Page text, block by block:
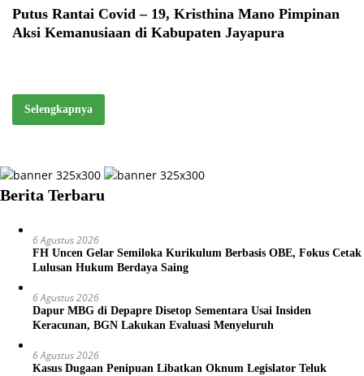
Putus Rantai Covid – 19, Kristhina Mano Pimpinan
Aksi Kemanusiaan di Kabupaten Jayapura
Selengkapnya
Berita Terbaru
6 Agustus 2026
FH Uncen Gelar Semiloka Kurikulum Berbasis OBE, Fokus Cetak
Lulusan Hukum Berdaya Saing
6 Agustus 2026
Dapur MBG di Depapre Disetop Sementara Usai Insiden
Keracunan, BGN Lakukan Evaluasi Menyeluruh
6 Agustus 2026
Kasus Dugaan Penipuan Libatkan Oknum Legislator Teluk